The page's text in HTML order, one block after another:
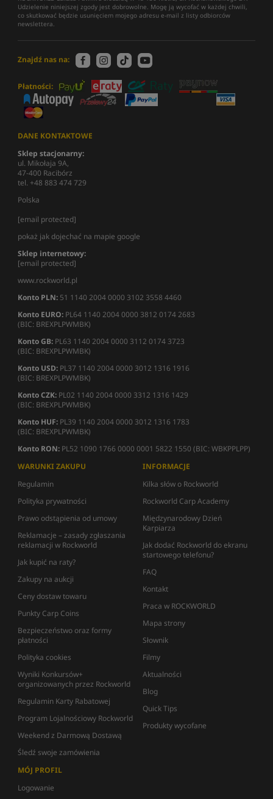
Udzielenie niniejszej zgody jest dobrowolne. Mogę ją wycofać w każdej chwili,
co skutkować będzie usunięciem mojego adresu e-mail z listy odbiorców
newslettera.
Znajdź nas na:
Płatności:
DANE KONTAKTOWE
Sklep stacjonarny:
ul. Mikołaja 9A,
47-400 Racibórz
tel. +48 883 474 729
Polska
[email protected]
pokaż jak dojechać na mapie google
Sklep internetowy:
[email protected]
www.rockworld.pl
Konto PLN: 51 1140 2004 0000 3102 3558 4460
Konto EURO: PL64 1140 2004 0000 3812 0174 2683
(BIC: BREXPLPWMBK)
Konto GB: PL63 1140 2004 0000 3112 0174 3723
(BIC: BREXPLPWMBK)
Konto USD: PL37 1140 2004 0000 3012 1316 1916
(BIC: BREXPLPWMBK)
Konto CZK: PL02 1140 2004 0000 3312 1316 1429
(BIC: BREXPLPWMBK)
Konto HUF: PL39 1140 2004 0000 3012 1316 1783
(BIC: BREXPLPWMBK)
Konto RON: PL52 1090 1766 0000 0001 5822 1550 (BIC: WBKPPLPP)
WARUNKI ZAKUPU
Regulamin
Polityka prywatności
Prawo odstąpienia od umowy
Reklamacje – zasady zgłaszania
reklamacji w Rockworld
Jak kupić na raty?
Zakupy na aukcji
Ceny dostaw towaru
Punkty Carp Coins
Bezpieczeństwo oraz formy
płatności
Polityka cookies
Wyniki Konkursów+
organizowanych przez Rockworld
Regulamin Karty Rabatowej
Program Lojalnościowy Rockworld
Weekend z Darmową Dostawą
Śledź swoje zamówienia
INFORMACJE
Kilka słów o Rockworld
Rockworld Carp Academy
Międzynarodowy Dzień
Karpiarza
Jak dodać Rockworld do ekranu
startowego telefonu?
FAQ
Kontakt
Praca w ROCKWORLD
Mapa strony
Słownik
Filmy
Aktualności
Blog
Quick Tips
Produkty wycofane
MÓJ PROFIL
Logowanie